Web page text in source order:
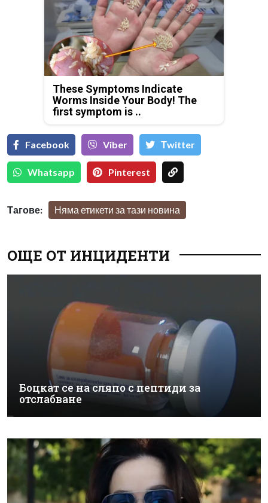
These Symptoms Indicate
Worms Inside Your Body! The
first symptom is ..
Facebook Viber Тwitter
Whatsapp Pinterest
Тагове: Няма етикети за тази новина
ОЩЕ ОТ ИНЦИДЕНТИ
Боцкат се на сляпо с пептиди за
отслабване